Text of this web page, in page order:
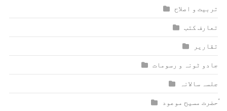
تربیت و اصلاح
تعارف کتب
تقاریر
جادو ٹونہ و رسومات
جلسہ سالانہ
ٰؑحضرت مسیح موعود